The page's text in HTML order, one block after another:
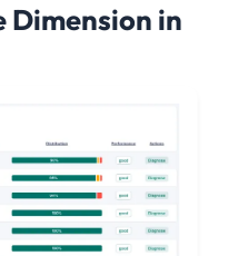
Dimension in